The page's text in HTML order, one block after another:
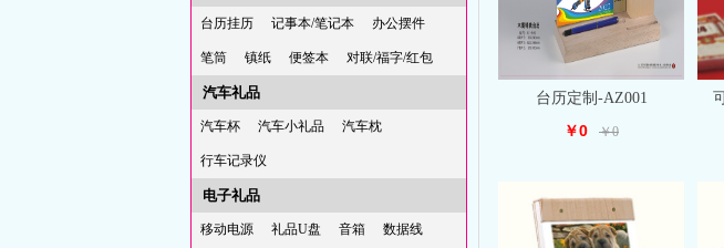
台历挂历 记事本/笔记本 办公摆件
笔筒 镇纸 便签本 对联/福字/红包
汽车礼品
汽车杯 汽车小礼品 汽车枕
行车记录仪
电子礼品
移动电源 礼品U盘 音箱 数据线
台历定制-AZ001
￥0 ￥0